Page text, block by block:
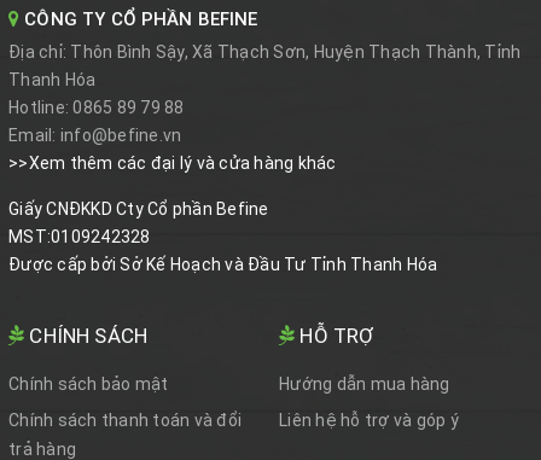
CÔNG TY CỔ PHẦN BEFINE
Địa chỉ: Thôn Bình Sậy, Xã Thạch Sơn, Huyện Thạch Thành, Tỉnh
Thanh Hóa
Hotline: 0865 89 79 88
Email: info@befine.vn
>>Xem thêm các đại lý và cửa hàng khác
Giấy CNĐKKD Cty Cổ phần Befine
MST:0109242328
Được cấp bởi Sở Kế Hoạch và Đầu Tư Tỉnh Thanh Hóa
CHÍNH SÁCH
Chính sách bảo mật
Chính sách thanh toán và đổi
trả hàng
HỖ TRỢ
Hướng dẫn mua hàng
Liên hệ hỗ trợ và góp ý